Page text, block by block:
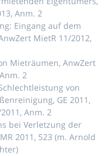
Anm. 2
Eingang auf dem
MietR 11/2012,
Mieträumen, AnwZert
2
von
GE 2011,
Anm. 2
bei Verletzung der
2011, 523 (m. Arnold